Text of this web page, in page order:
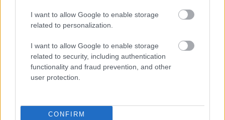
I want to allow Google to enable storage
related to personalization.
I want to allow Google to enable storage
related to security, including authentication
functionality and fraud prevention, and other
user protection.
CONFIRM
a futamon.”
Kivívott tisztelet a GT-specialisták között
A Miami és a Kanadai Nagydíj közötti űrt kitöltő
hiszen Verstappen öt nordschleifei felvezető